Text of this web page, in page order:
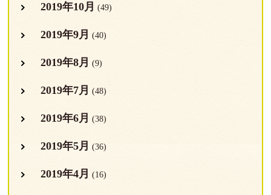
2019年10月 (49)
2019年9月 (40)
2019年8月 (9)
2019年7月 (48)
2019年6月 (38)
2019年5月 (36)
2019年4月 (16)